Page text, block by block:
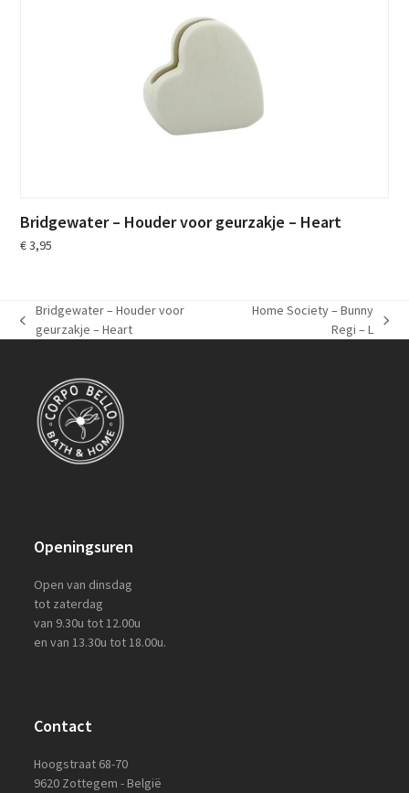
Bridgewater – Houder voor geurzakje – Heart
€3,95
previous
Bridgewater – Houder voor
geurzakje – Heart
Home Society – Bunny
Regi – L
Openingsuren
Open van dinsdag
tot zaterdag
van 9.30u tot 12.00u
en van 13.30u tot 18.00u.
Contact
Hoogstraat 68-70
9620 Zottegem - België